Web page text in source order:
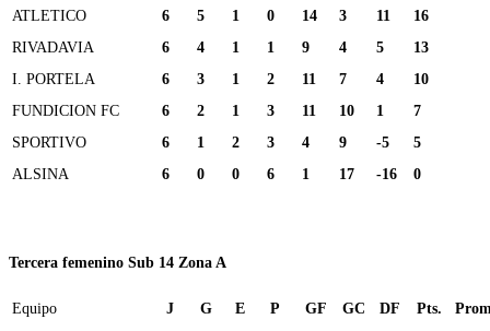
ATLETICO
6 5 1 0 14 3 11
16
RIVADAVIA
6 4 1 1 9 4 5
13
I. PORTELA
6 3 1 2 11 7 4
10
FUNDICION FC
6 2 1 3 11 10 1
7
SPORTIVO
6 1 2 3 4 9 -5
5
ALSINA
6 0 0 6 1 17 -16 0
Tercera femenino Sub 14 Zona A
Equipo J G E P GF GC DF Pts.